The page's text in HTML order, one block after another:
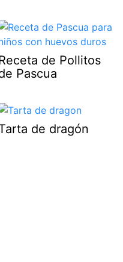
de Pollitos
Pascua
de dragón